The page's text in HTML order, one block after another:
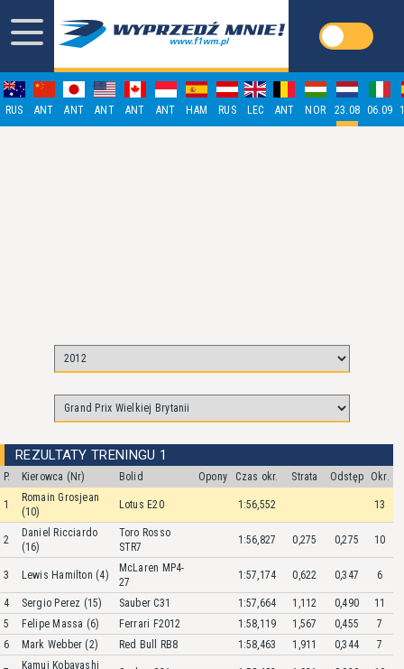
RUS ANT ANT ANT ANT ANT HAM RUS LEC ANT NOR 23.08 06.09
REZULTATY TRENINGU 1
P. Kierowca (Nr) Bolid Opony Czas okr. Strata Odstęp Okr.
1
Romain Grosjean
(10)
Lotus E20 1:56,552 13
2
Daniel Ricciardo
(16)
Toro Rosso
STR7
1:56,827 0,275 0,275 10
3 Lewis Hamilton (4)
McLaren MP4-
27
1:57,174 0,622 0,347 6
4 Sergio Perez (15) Sauber C31 1:57,664 1,112 0,490
11
5
Felipe Massa (6) Ferrari F2012 1:58,119 1,567 0,455
7
6
Mark Webber (2) Red Bull RB8 1:58,463 1,911 0,344 7
Kamui Kobayashi